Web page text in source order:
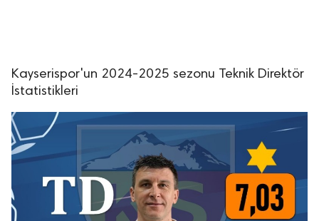
Kayserispor'un 2024-2025 sezonu Teknik Direktör
İstatistikleri